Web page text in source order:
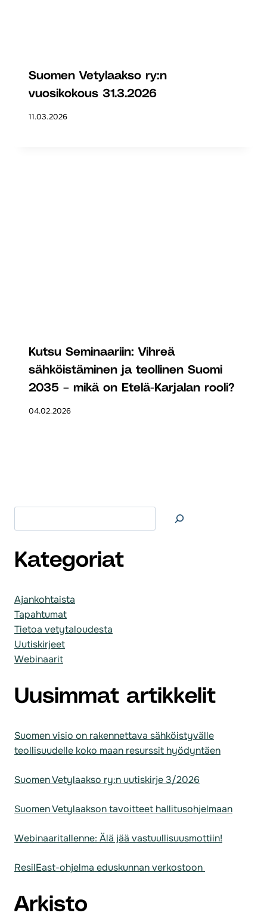
Suomen Vetylaakso ry:n
vuosikokous 31.3.2026
11.03.2026
Kutsu Seminaariin: Vihreä
sähköistäminen ja teollinen Suomi
2035 – mikä on Etelä-Karjalan rooli?
04.02.2026
Kategoriat
Ajankohtaista
Tapahtumat
Tietoa vetytaloudesta
Uutiskirjeet
Webinaarit
Uusimmat artikkelit
Suomen visio on rakennettava sähköistyvälle
teollisuudelle koko maan resurssit hyödyntäen
Suomen Vetylaakso ry:n uutiskirje 3/2026
Suomen Vetylaakson tavoitteet hallitusohjelmaan
Webinaaritallenne: Älä jää vastuullisuusmottiin!
ResilEast-ohjelma eduskunnan verkostoon
Arkisto